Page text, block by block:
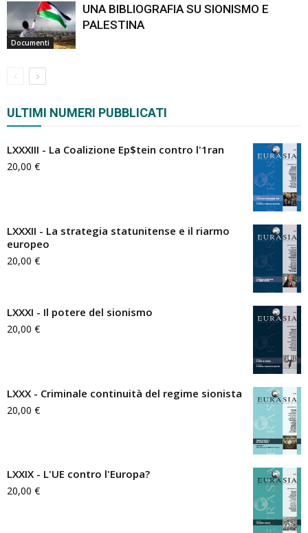
Documenti
UNA BIBLIOGRAFIA SU SIONISMO E
PALESTINA
ULTIMI NUMERI PUBBLICATI
LXXXIII - La Coalizione Ep$tein contro l'1ran
20,00 €
LXXXII - La strategia statunitense e il riarmo
europeo
20,00 €
LXXXI - Il potere del sionismo
20,00 €
LXXX - Criminale continuità del regime sionista
20,00 €
LXXIX - L'UE contro l'Europa?
20,00 €